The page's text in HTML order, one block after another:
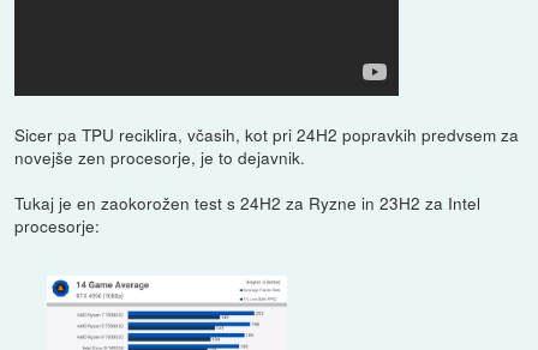
Sicer pa TPU reciklira, včasih, kot pri 24H2 popravkih predvsem za
novejše zen procesorje, je to dejavnik.
Tukaj je en zaokorožen test s 24H2 za Ryzne in 23H2 za Intel
procesorje: